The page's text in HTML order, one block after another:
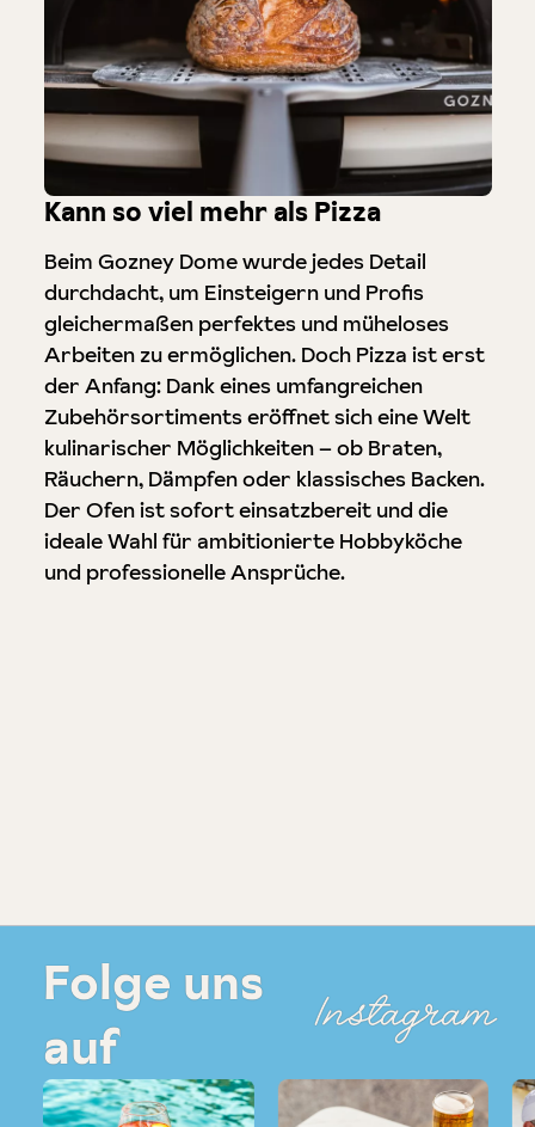
Kann so viel mehr als Pizza
Beim Gozney Dome wurde jedes Detail
durchdacht, um Einsteigern und Profis
gleichermaßen perfektes und müheloses
Arbeiten zu ermöglichen. Doch Pizza ist erst
der Anfang: Dank eines umfangreichen
Zubehörsortiments eröffnet sich eine Welt
kulinarischer Möglichkeiten – ob Braten,
Räuchern, Dämpfen oder klassisches Backen.
Der Ofen ist sofort einsatzbereit und die
ideale Wahl für ambitionierte Hobbyköche
und professionelle Ansprüche.
Folge uns
auf
Instagram